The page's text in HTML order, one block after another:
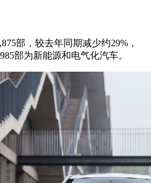
部，较去年同期减少约29%，
部为新能源和电气化汽车。